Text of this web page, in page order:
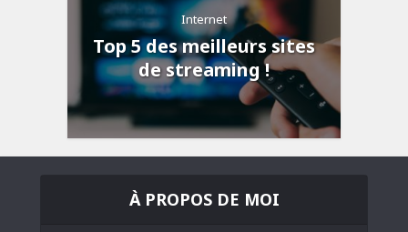
Internet
Top 5 des meilleurs sites
de streaming !
À PROPOS DE MOI